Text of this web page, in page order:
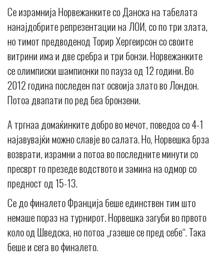
Се израмнија Норвежанките со Данска на табелата
нанајдобрите репрезентации на ЛОИ, со по три злата,
но тимот предводенод Торир Хергеирсон со своите
витрини има и две сребра и три бонзи. Норвежанките
се олимписки шампионки по пауза од 12 години. Во
2012 година последен пат освоија злато во Лондон.
Потоа двапати по ред беа бронзени.
А тргнаа домаќинките добро во мечот, поведоа со 4-1
најавувајќи можно славје во салата. Но, Норвешка брза
возврати, израмни а потоа во последните минути со
пресврт го презеде водството и замина на одмор со
предност од 15-13.
Се до финалето Франција беше единствен тим што
немаше пораз на турнирот. Норвешка загуби во првото
коло од Шведска, но потоа „газеше се пред себе“. Така
беше и сега во финалето.